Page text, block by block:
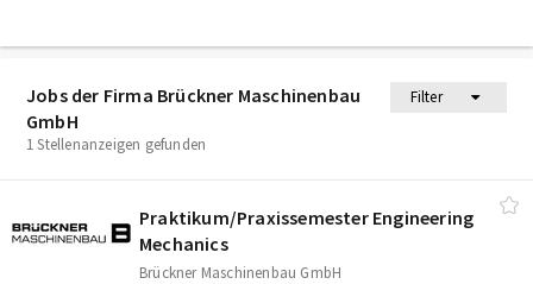
Jobs der Firma Brückner Maschinenbau
GmbH
Filter
1 Stellenanzeigen gefunden
Praktikum/​Praxissemester Engineering
Mechanics
Brückner Maschinenbau GmbH